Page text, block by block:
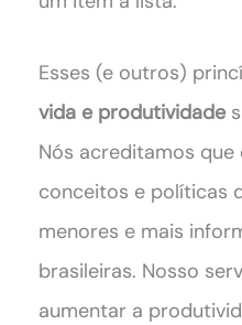
Esses (e outros)
vida e produtividade
Nós acreditamos
conceitos e políticas
menores e mais
brasileiras. Nosso
aumentar a